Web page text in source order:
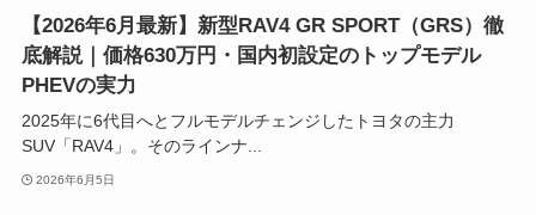
【2026年6月最新】新型RAV4 GR SPORT（GRS）徹
底解説｜価格630万円・国内初設定のトップモデル
PHEVの実力
2025年に6代目へとフルモデルチェンジしたトヨタの主力
SUV「RAV4」。そのラインナ...
2026年6月5日